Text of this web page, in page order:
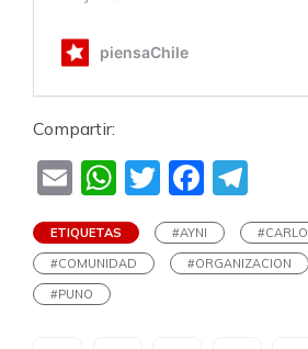
Compartir:
EmailWhatsApp
Twitter
ETIQUETAS #AYNI
#COMUNIDAD
#ORGANIZACION
#PUNO